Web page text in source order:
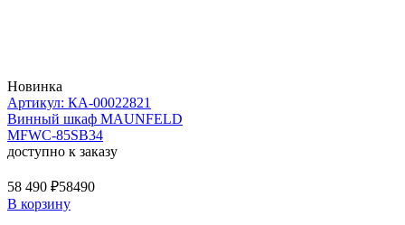
Новинка
Артикул: КА-00022821
Винный шкаф MAUNFELD
MFWC-85SB34
доступно к заказу
58 490 ₽58490
В корзину